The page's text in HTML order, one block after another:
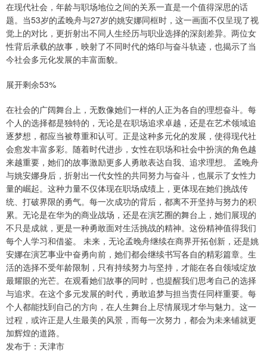
在现代社会，年龄与职场地位之间的关系一直是一个值得深思的话
题。当53岁的孟晚舟与27岁的姚安娜同框时，这一画面不仅呈现了视
觉上的对比，更折射出不同人生经历与职业选择的深刻差异。两位女
性背后承载的故事，映射了不同时代的烙印与奋斗轨迹，也揭示了当
今社会多元化发展的丰富面貌。
展开剩余53%
在社会的广阔舞台上，无数像她们一样的人正为各自的理想奋斗。每
个人的选择都是独特的，无论是在职场追求卓越，还是在艺术领域追
逐梦想，都应当被尊重和认可。正是这种多元化的发展，使得现代社
会愈发丰富多彩。随着时代进步，女性在职场和社会中扮演的角色越
来越重要，她们的故事激励更多人勇敢表达自我、追求理想。 孟晚舟
与姚安娜身后，折射出一代女性的共同努力与奋斗，也展示了女性力
量的崛起。这种力量不仅体现在职场成绩上，更体现在她们挑战传
统、打破界限的勇气。每一次成功的背后，都离不开坚持与努力的积
累。无论是在华为的商业战场，还是在演艺圈的舞台上，她们展现的
不只是成就，更是一种勇敢面对生活挑战的精神。这份精神值得我们
每个人学习和借鉴。 未来，无论孟晚舟继续在商界开拓创新，还是姚
安娜在演艺事业中奋勇向前，她们都会继续书写各自的精彩篇章。生
活的选择不受年龄限制，只有持续努力与坚持，才能在各自领域绽放
最耀眼的光芒。在观看她们故事的同时，也提醒我们思考自己的选择
与追求。在这个多元发展的时代，勇敢追梦与担当责任同样重要。每
个人都能找到自己的方向，在人生舞台上尽情展现才华与魅力。这一
过程，或许正是人生最美的风景，而每一次努力，都会为未来铺就更
加辉煌的道路。
发布于：天津市